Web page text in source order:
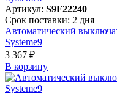
Артикул: S9F22240
Срок поставки: 2 дня
Автоматический
Systeme9
3 367 ₽
В корзинy